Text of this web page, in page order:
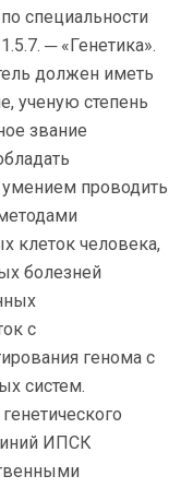
по специальности
─ «Генетика».
должен иметь
ученую степень
звание
проводить
клеток человека,
болезней
с
генома с
систем.
ИПСК